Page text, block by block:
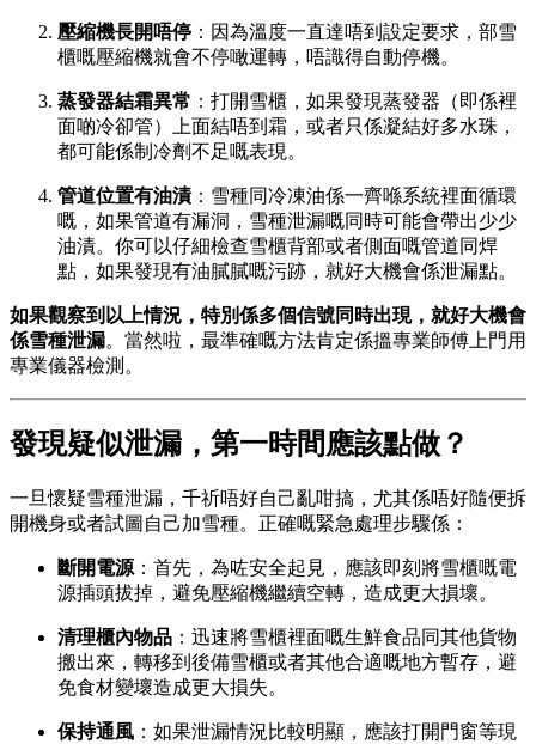
壓縮機長開唔停 ：因為溫度一直達唔到設定要求，部雪
櫃嘅壓縮機就會不停噉運轉，唔識得自動停機。
蒸發器結霜異常 ：打開雪櫃，如果發現蒸發器（即係裡
面啲冷卻管）上面結唔到霜，或者只係凝結好多水珠，
都可能係制冷劑不足嘅表現。
管道位置有油漬：雪種同冷凍油係一齊喺系統裡面循環
嘅，如果管道有漏洞，雪種泄漏嘅同時可能會帶出少少
油漬。你可以仔細檢查雪櫃背部或者側面嘅管道同焊
點，如果發現有油膩膩嘅污跡，就好大機會係泄漏點。
如果觀察到以上情況，特別係多個信號同時出現，就好大機會
係雪種泄漏。當然啦，最準確嘅方法肯定係搵專業師傅上門用
專業儀器檢測。
發現疑似泄漏，第一時間應該點做？
一旦懷疑雪種泄漏，千祈唔好自己亂咁搞，尤其係唔好隨便拆
開機身或者試圖自己加雪種。正確嘅緊急處理步驟係：
斷開電源 ：首先，為咗安全起見，應該即刻將雪櫃嘅電
源插頭拔掉，避免壓縮機繼續空轉，造成更大損壞。
清理櫃內物品 ：迅速將雪櫃裡面嘅生鮮食品同其他貨物
搬出來，轉移到後備雪櫃或者其他合適嘅地方暫存，避
免食材變壞造成更大損失。
保持通風 ：如果泄漏情況比較明顯，應該打開門窗等現